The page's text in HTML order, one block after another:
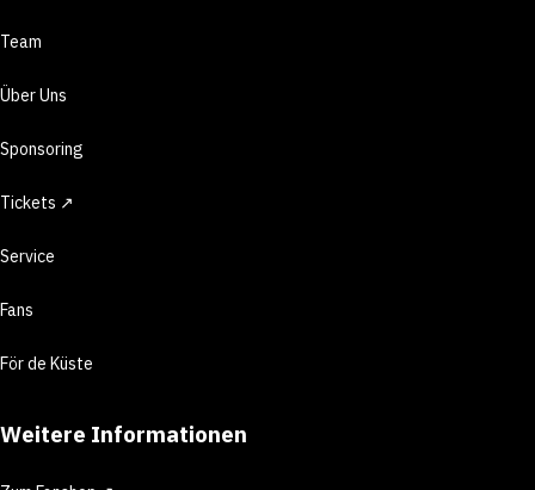
Team
Über Uns
Sponsoring
Tickets ↗
Service
Fans
För de Küste
Weitere Informationen